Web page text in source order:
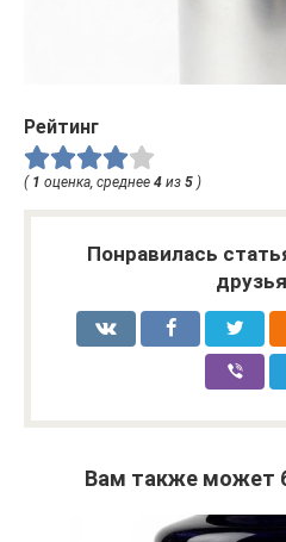
Рейтинг
( 1 оценка, среднее 4 из 5 )
Понравилась
Вам также может